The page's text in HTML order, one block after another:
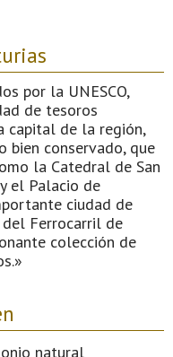
por la UNESCO,
de tesoros
capital de la región,
bien conservado, que
la Catedral de San
el Palacio de
ciudad de
Ferrocarril de
colección de
natural